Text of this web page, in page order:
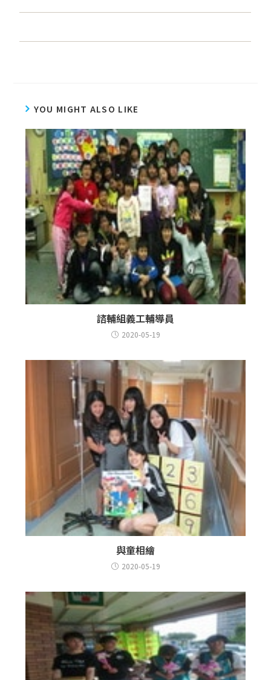
YOU MIGHT ALSO LIKE
諮輔組義工輔導員
2020-05-19
與童相繪
2020-05-19